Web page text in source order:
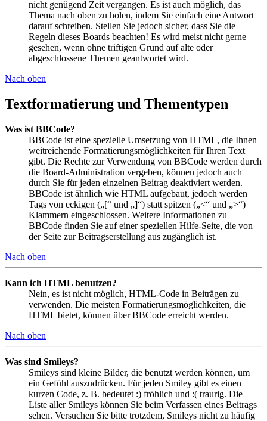
nicht genügend Zeit vergangen. Es ist auch möglich, das
Thema nach oben zu holen, indem Sie einfach eine Antwort
darauf schreiben. Stellen Sie jedoch sicher, dass Sie die
Regeln dieses Boards beachten! Es wird meist nicht gerne
gesehen, wenn ohne triftigen Grund auf alte oder
abgeschlossene Themen geantwortet wird.
Nach oben
Textformatierung und Thementypen
Was ist BBCode?
BBCode ist eine spezielle Umsetzung von HTML, die Ihnen
weitreichende Formatierungsmöglichkeiten für Ihren Text
gibt. Die Rechte zur Verwendung von BBCode werden durch
die Board-Administration vergeben, können jedoch auch
durch Sie für jeden einzelnen Beitrag deaktiviert werden.
BBCode ist ähnlich wie HTML aufgebaut, jedoch werden
Tags von eckigen („[“ und „]“) statt spitzen („<“ und „>“)
Klammern eingeschlossen. Weitere Informationen zu
BBCode finden Sie auf einer speziellen Hilfe-Seite, die von
der Seite zur Beitragserstellung aus zugänglich ist.
Nach oben
Kann ich HTML benutzen?
Nein, es ist nicht möglich, HTML-Code in Beiträgen zu
verwenden. Die meisten Formatierungsmöglichkeiten, die
HTML bietet, können über BBCode erreicht werden.
Nach oben
Was sind Smileys?
Smileys sind kleine Bilder, die benutzt werden können, um
ein Gefühl auszudrücken. Für jeden Smiley gibt es einen
kurzen Code, z. B. bedeutet :) fröhlich und :( traurig. Die
Liste aller Smileys können Sie beim Verfassen eines Beitrags
sehen. Versuchen Sie bitte trotzdem, Smileys nicht zu häufig